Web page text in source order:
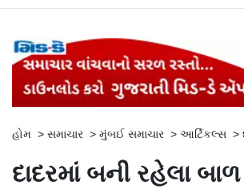
હોમ > સમાચાર > મુંબઈ સમાચાર > આર્ટિકલ્સ >
દાદરમાં બની રહેલા બાળ